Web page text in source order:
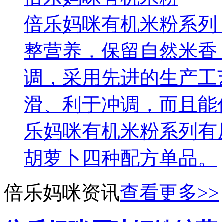
倍乐妈咪有机米粉系
整营养，保留自然米
调，采用先进的生产
滑、利于冲调，而且
乐妈咪有机米粉系列
胡萝卜四种配方单品。
倍乐妈咪资讯查看更多>>